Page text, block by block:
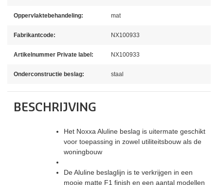
Oppervlaktebehandeling: mat
Fabrikantcode: NX100933
Artikelnummer Private label: NX100933
Onderconstructie beslag: staal
BESCHRIJVING
Het Noxxa Aluline beslag is uitermate geschikt
voor toepassing in zowel utiliteitsbouw als de
woningbouw
De Aluline beslaglijn is te verkrijgen in een
mooie matte F1 finish en een aantal modellen